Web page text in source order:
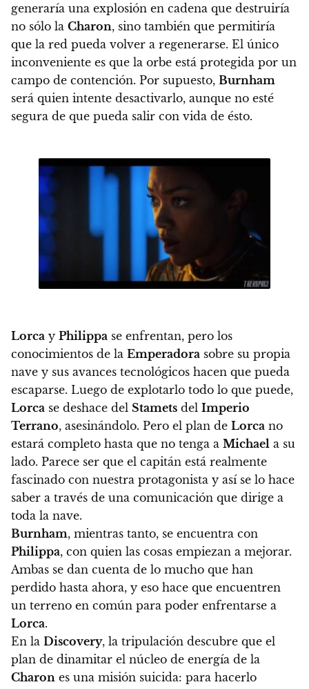
generaría una explosión en cadena que destruiría
no sólo la Charon, sino también que permitiría
que la red pueda volver a regenerarse. El único
inconveniente es que la orbe está protegida por un
campo de contención. Por supuesto, Burnham
será quien intente desactivarlo, aunque no esté
segura de que pueda salir con vida de ésto.
Lorca y Philippa se enfrentan, pero los
conocimientos de la Emperadora sobre su propia
nave y sus avances tecnológicos hacen que pueda
escaparse. Luego de explotarlo todo lo que puede,
Lorca se deshace del Stamets del Imperio
Terrano, asesinándolo. Pero el plan de Lorca no
estará completo hasta que no tenga a Michael a su
lado. Parece ser que el capitán está realmente
fascinado con nuestra protagonista y así se lo hace
saber a través de una comunicación que dirige a
toda la nave.
Burnham, mientras tanto, se encuentra con
Philippa, con quien las cosas empiezan a mejorar.
Ambas se dan cuenta de lo mucho que han
perdido hasta ahora, y eso hace que encuentren
un terreno en común para poder enfrentarse a
Lorca.
En la Discovery, la tripulación descubre que el
plan de dinamitar el núcleo de energía de la
Charon es una misión suicida: para hacerlo